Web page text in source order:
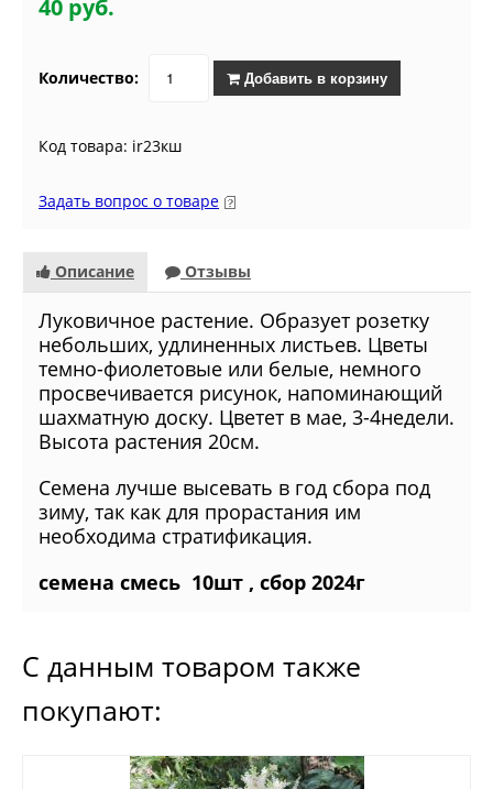
40 руб.
Количество: Добавить в корзину
Код товара: ir23кш
Задать вопрос о товаре
Описание Отзывы
Луковичное растение. Образует розетку
небольших, удлиненных листьев. Цветы
темно-фиолетовые или белые, немного
просвечивается рисунок, напоминающий
шахматную доску. Цветет в мае, 3-4недели.
Высота растения 20см.
Семена лучше высевать в год сбора под
зиму, так как для прорастания им
необходима стратификация.
семена смесь 10шт , сбор 2024г
С данным товаром также
покупают: